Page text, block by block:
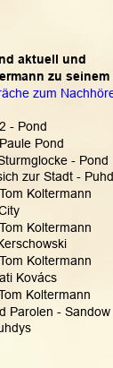
aktuell und
zu
zum
- Pond
Pond
- Pond
zur Stadt -
Koltermann
Koltermann
Koltermann
Kovács
Koltermann
Parolen - Sandow